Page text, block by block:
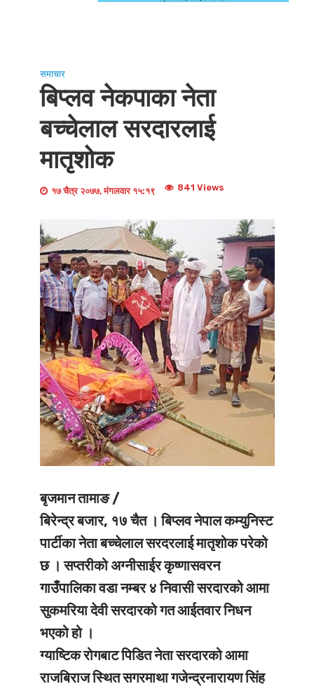
समाचार
बिप्लव नेकपाका नेता
बच्चेलाल सरदारलाई
मातृशोक
१७ चैत्र २०७७, मंगलवार १५:१९ 841 Views
बृजमान तामाङ /
बिरेन्द्र बजार, १७ चैत । बिप्लव नेपाल कम्युनिस्ट
पार्टीका नेता बच्चेलाल सरदरलाई मातृशोक परेको
छ । सप्तरीको अग्नीसाईर कृष्णासवरन
गाउँपालिका वडा नम्बर ४ निवासी सरदारको आमा
सुकमरिया देवी सरदारको गत आईतवार निधन
भएको हो ।
ग्याष्टिक रोगबाट पिडित नेता सरदारको आमा
राजबिराज स्थित सगरमाथा गजेन्द्रनारायण सिंह